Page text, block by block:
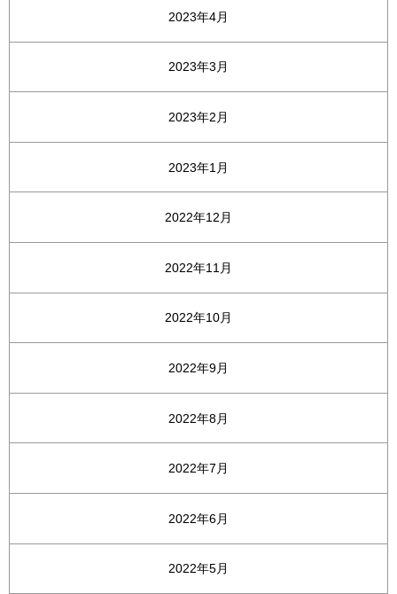
2023年4月
2023年3月
2023年2月
2023年1月
2022年12月
2022年11月
2022年10月
2022年9月
2022年8月
2022年7月
2022年6月
2022年5月